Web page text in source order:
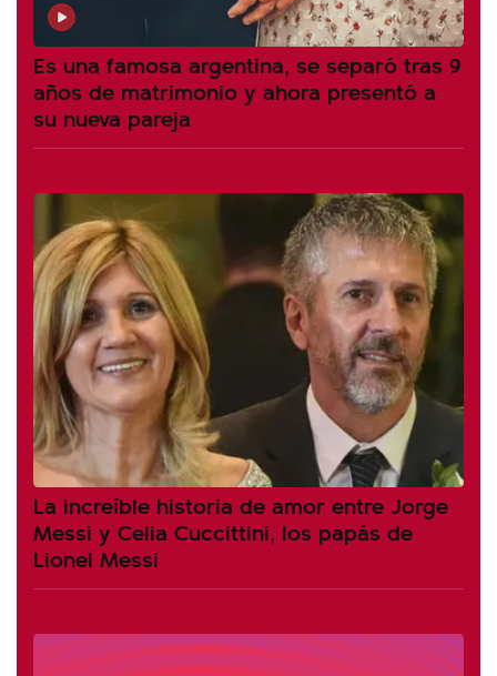
Es una famosa argentina, se separó tras 9
años de matrimonio y ahora presentó a
su nueva pareja
La increíble historia de amor entre Jorge
Messi y Celia Cuccittini, los papás de
Lionel Messi